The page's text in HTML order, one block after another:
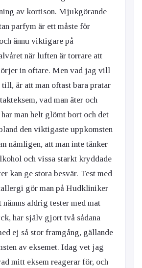
av kortison. Mjukgörande
parfym är ett måste för
ännu viktigare på
när luften är torrare att
in oftare. Men vad jag vill
till, är att man oftast bara pratar
vad man äter och
man helt glömt bort och det
den viktigaste uppkomsten
nämligen, att man inte tänker
och vissa starkt kryddade
kan ge stora besvär. Test med
gör man på Hudkliniker
nämns aldrig tester med mat
har själv gjort två sådana
ej så stor framgång, gällande
av eksemet. Idag vet jag
mitt eksem reagerar för, och